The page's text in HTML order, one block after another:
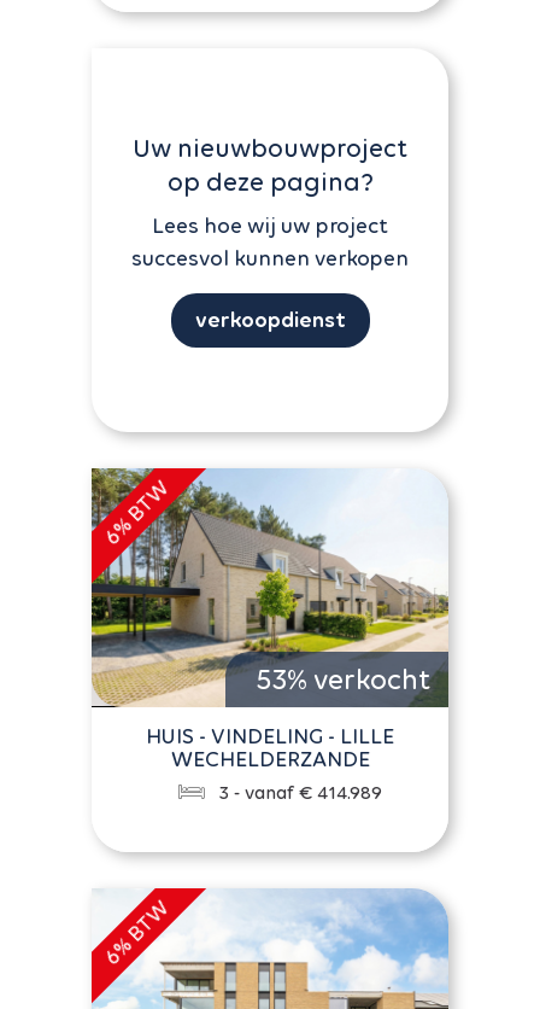
Uw nieuwbouwproject
op deze pagina?
Lees hoe wij uw project
succesvol kunnen verkopen
verkoopdienst
53% verkocht
HUIS - VINDELING - LILLE
WECHELDERZANDE
3 - vanaf € 414.989